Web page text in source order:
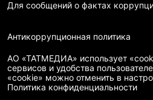
Для сообщений о фактах
Антикоррупционная политика
АО «ТАТМЕДИА» использует
сервисов и удобства
«cookie» можно отменить в
Политика конфиденциальности